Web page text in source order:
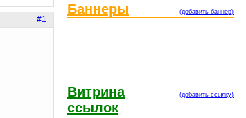
#1
(добавить баннер)
Баннеры
(добавить ссылку)
Витрина
ссылок